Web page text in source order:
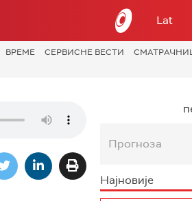
Lat
ВРЕМЕ СЕРВИСНЕ ВЕСТИ
Прогноза
Најновије